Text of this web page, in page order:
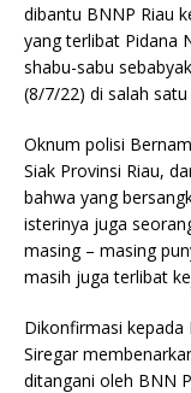
e
b
o
k
s
A
p
r
dibantu BNNP Riau
yang terlibat Pidana
shabu-sabu
(8/7/22) di salah
Oknum polisi
Siak Provinsi Riau,
bahwa yang
isterinya juga
masing – masing
masih juga terlibat
Dikonfirmasi kepada
Siregar
ditangani oleh BNN